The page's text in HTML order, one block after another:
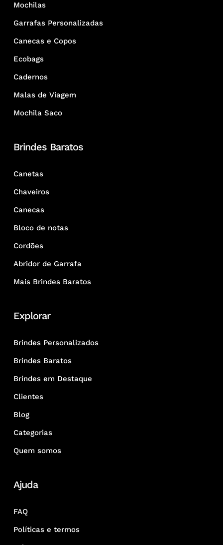
Mochilas
Garrafas Personalizadas
Canecas e Copos
Ecobags
Cadernos
Malas de Viagem
Mochila Saco
Brindes Baratos
Canetas
Chaveiros
Canecas
Bloco de notas
Cordões
Abridor de Garrafa
Mais Brindes Baratos
Explorar
Brindes Personalizados
Brindes Baratos
Brindes em Destaque
Clientes
Blog
Categorias
Quem somos
Ajuda
FAQ
Políticas e termos